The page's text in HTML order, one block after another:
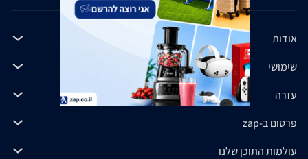
אודות
שימושי
עזרה
פרסום ב-zap
עולמות התוכן שלנו